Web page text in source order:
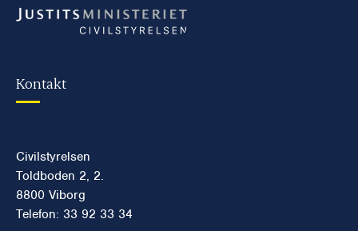
Kontakt
Civilstyrelsen
Toldboden 2, 2.
8800 Viborg
Telefon: 33 92 33 34